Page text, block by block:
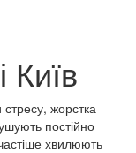
Київ
жорстка
постійно
хвилюють